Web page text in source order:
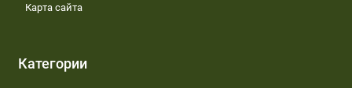
Карта сайта
Категории